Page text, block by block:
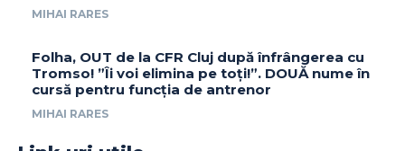
MIHAI RARES
Folha, OUT de la CFR Cluj după înfrângerea cu
Tromso! ”Îi voi elimina pe toți!”. DOUĂ nume în
cursă pentru funcția de antrenor
MIHAI RARES